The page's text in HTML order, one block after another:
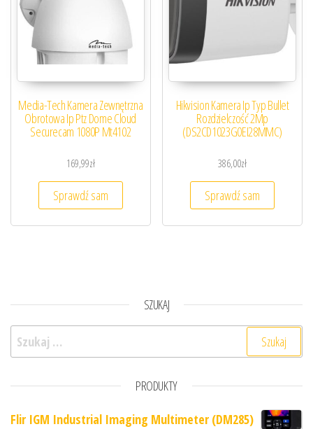
Media-Tech Kamera Zewnętrzna
Obrotowa Ip Ptz Dome Cloud
Securecam 1080P Mt4102
169,99zł
Sprawdź sam
Hikvision Kamera Ip Typ Bullet
Rozdzielczość 2Mp
(DS2CD1023G0EI28MMC)
386,00zł
Sprawdź sam
SZUKAJ
Szukaj:
PRODUKTY
Flir IGM Industrial Imaging Multimeter (DM285)